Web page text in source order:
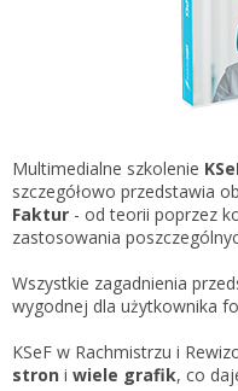
Gestor nexo PRO
KSeF w Subiekcie GT
KSeF w Subiekcie
KSeF w Rachmistrzu
Portal Dokumentów
Portal Dokumentów z
rachunkowych
Logowanie do
Hasło
Multimedialne szkolenie
szczegółowo przedstawia
Faktur - od teorii poprzez
zastosowania
Wszystkie zagadnienia
wygodnej dla użytkownika
KSeF w Rachmistrzu i
stron i wiele grafik, co